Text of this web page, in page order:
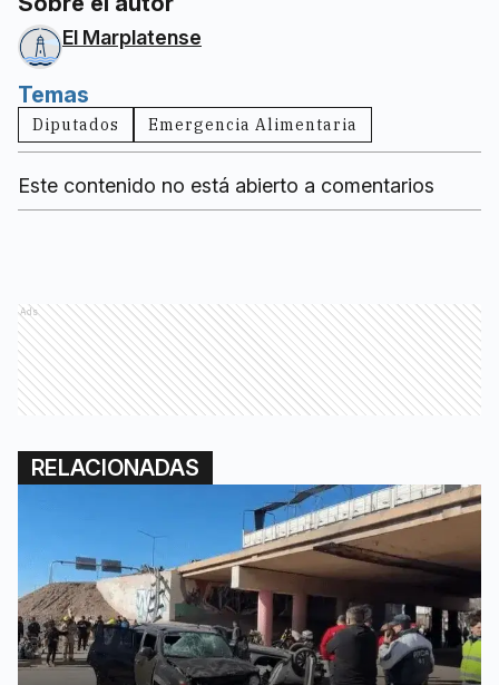
El Marplatense
Temas
Diputados Emergencia Alimentaria
Este contenido no está abierto a comentarios
Ads
RELACIONADAS